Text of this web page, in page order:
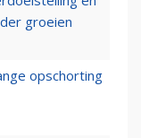
groeien
opschorting